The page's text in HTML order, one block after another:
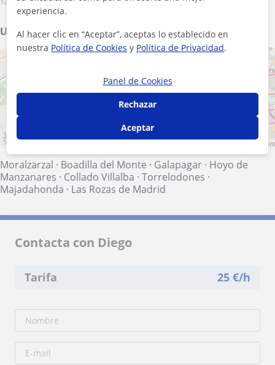
Ubicación de mis clases
10 km
5 mi
contributors
Moralzarzal · Boadilla del Monte · Galapagar · Hoyo de
Manzanares · Collado Villalba · Torrelodones ·
Majadahonda · Las Rozas de Madrid
Contacta con Diego
Tarifa 25 €/h
experiencia.
Al hacer clic en “Aceptar”, aceptas lo establecido en
nuestra Política de Cookies y Política de Privacidad.
Panel de Cookies
Rechazar
Aceptar